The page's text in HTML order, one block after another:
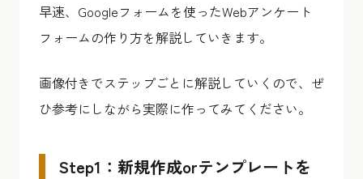
早速、Googleフォームを使ったWebアンケート
フォームの作り方を解説していきます。
画像付きでステップごとに解説していくので、ぜ
ひ参考にしながら実際に作ってみてください。
Step1：新規作成orテンプレートを